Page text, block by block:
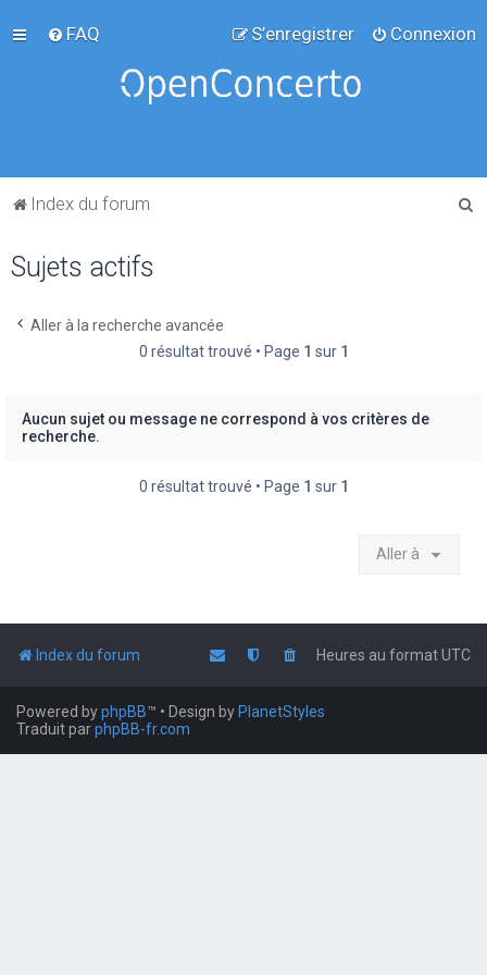
FAQ Connexion
S’enregistrer
Index du forum
Sujets actifs
Aller à la recherche avancée
0 résultat trouvé • Page 1 sur 1
Aucun sujet ou message ne correspond à vos critères de
recherche.
0 résultat trouvé • Page 1 sur 1
Aller à
Index du forum Heures au formatUTC
Powered byphpBB™ • Design by PlanetStyles
Traduit parphpBB-fr.com